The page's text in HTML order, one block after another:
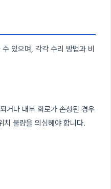
있으며, 각각 수리 방법과 비
거나 내부 회로가 손상된 경우
치 불량을 의심해야 합니다.